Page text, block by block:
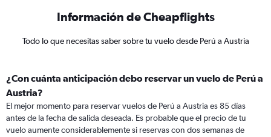
Información de Cheapflights
Todo lo que necesitas saber sobre tu vuelo desde Perú a Austria
¿Con cuánta anticipación debo reservar un vuelo de Perú a
Austria?
El mejor momento para reservar vuelos de Perú a Austria es 85 días
antes de la fecha de salida deseada. Es probable que el precio de tu
vuelo aumente considerablemente si reservas con dos semanas de